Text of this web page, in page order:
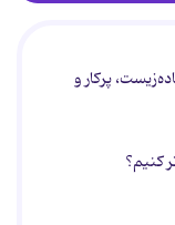
پرکار و